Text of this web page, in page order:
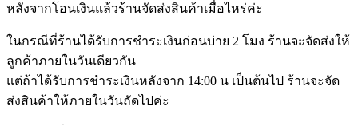
หลังจากโอนเงินแล้วร้านจัดส่งสินค้าเมื่อไหร่ค่ะ
ในกรณีที่ร้านได้รับการชำระเงินก่อนบ่าย 2 โมง ร้านจะจัดส่งให้
ลูกค้าภายในวันเดียวกัน
แต่ถ้าได้รับการชำระเงินหลังจาก 14:00 น เป็นต้นไป ร้านจะจัด
ส่งสินค้าให้ภายในวันถัดไปค่ะ